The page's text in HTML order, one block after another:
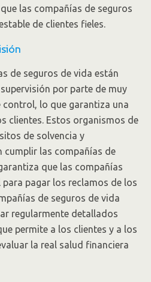
las compañías de seguros
de clientes fieles.
de seguros de vida están
por parte de muy
lo que garantiza una
clientes. Estos organismos de
de solvencia y
cumplir las compañías de
que las compañías
pagar los reclamos de los
de seguros de vida
regularmente detallados
permite a los clientes y a los
la real salud financiera